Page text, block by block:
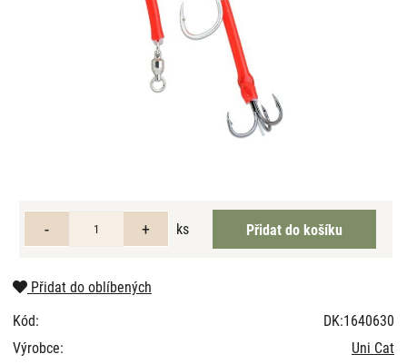
ks
Přidat do oblíbených
Kód:
DK:1640630
Výrobce:
Uni Cat